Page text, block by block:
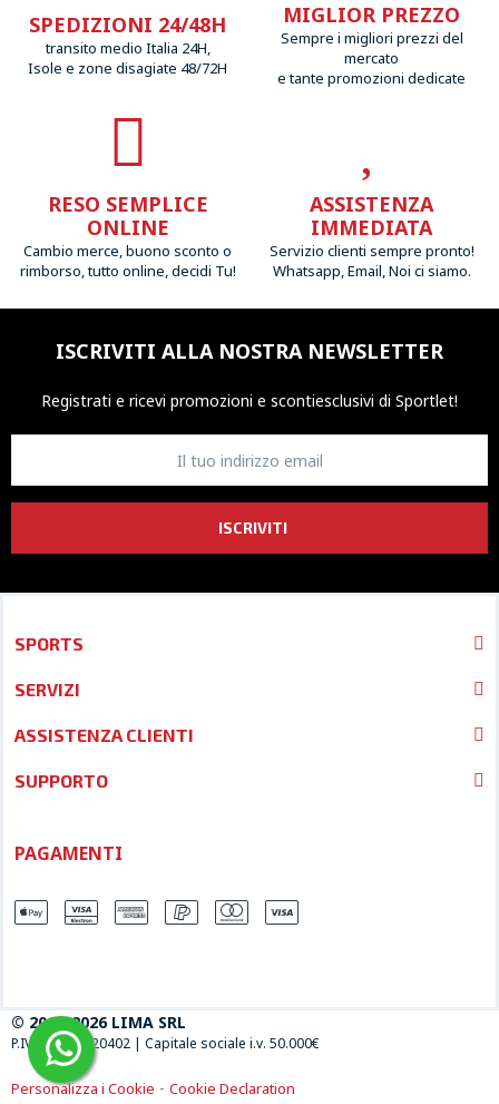
SPEDIZIONI 24/48H
transito medio Italia 24H,
Isole e zone disagiate 48/72H
MIGLIOR PREZZO
Sempre i migliori prezzi del
mercato
e tante promozioni dedicate
RESO SEMPLICE
ONLINE
Cambio merce, buono sconto o
rimborso, tutto online, decidi Tu!
ASSISTENZA
IMMEDIATA
Servizio clienti sempre pronto!
Whatsapp, Email, Noi ci siamo.
ISCRIVITI ALLA NOSTRA NEWSLETTER
Registrati e ricevi promozioni e scontiesclusivi di Sportlet!
ISCRIVITI
SPORTS
SERVIZI
ASSISTENZA CLIENTI
SUPPORTO
PAGAMENTI
© 2013-2026 LIMA SRL
P.IVA 04697120402 | Capitale sociale i.v. 50.000€
Personalizza i Cookie - Cookie Declaration